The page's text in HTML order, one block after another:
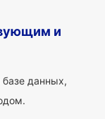
и
базе данных,